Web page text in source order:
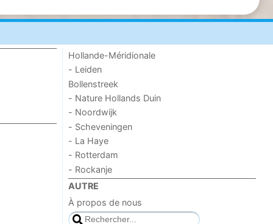
Hollande-Méridionale
- Leiden
Bollenstreek
- Nature Hollands Duin
- Noordwijk
- Scheveningen
- La Haye
- Rotterdam
- Rockanje
AUTRE
À propos de nous